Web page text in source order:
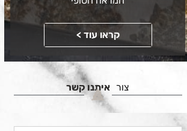
קראו עוד >
צור איתנו קשר